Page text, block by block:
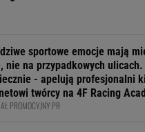
sportowe emocje mają
nie na przypadkowych
- apelują profesjonalni
twórcy na 4F Racing
PROMOCYJNY PR